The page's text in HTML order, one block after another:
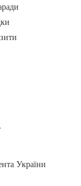
України